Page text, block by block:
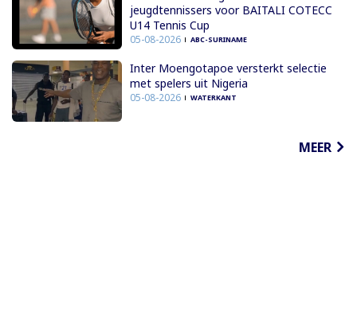
jeugdtennissers voor BAITALI COTECC
U14 Tennis Cup
05-08-2026 ABC-SURINAME
Inter Moengotapoe versterkt selectie
met spelers uit Nigeria
05-08-2026 WATERKANT
MEER